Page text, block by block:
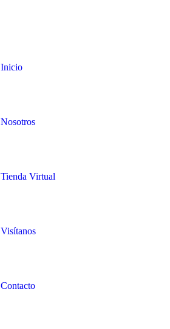
Inicio
Nosotros
Tienda Virtual
Visítanos
Contacto